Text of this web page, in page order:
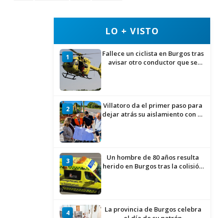
LO + VISTO
1
Fallece un ciclista en Burgos tras
avisar otro conductor que se
2
Villatoro da el primer paso para
dejar atrás su aislamiento con el
3
Un hombre de 80 años resulta
herido en Burgos tras la colisión
4
La provincia de Burgos celebra